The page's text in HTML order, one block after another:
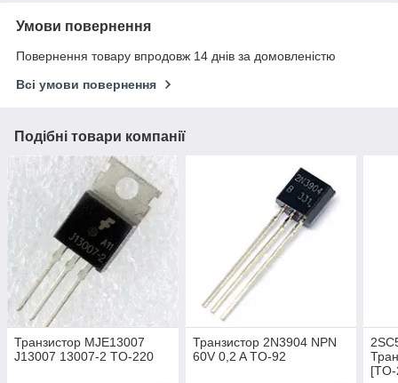
Умови повернення
Повернення товару впродовж 14 днів за домовленістю
Всі умови повернення
Подібні товари компанії
Транзистор MJE13007
J13007 13007-2 TO-220
Транзистор 2N3904 NPN
60V 0,2 A TO-92